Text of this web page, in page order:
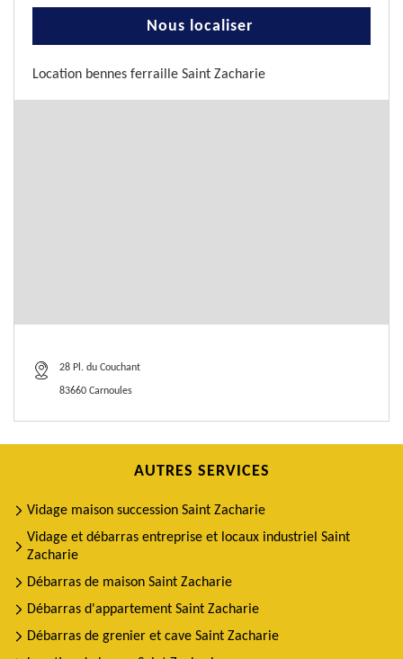
Nous localiser
Location bennes ferraille Saint Zacharie
28 Pl. du Couchant
83660 Carnoules
AUTRES SERVICES
Vidage maison succession Saint Zacharie
Vidage et débarras entreprise et locaux industriel Saint
Zacharie
Débarras de maison Saint Zacharie
Débarras d'appartement Saint Zacharie
Débarras de grenier et cave Saint Zacharie